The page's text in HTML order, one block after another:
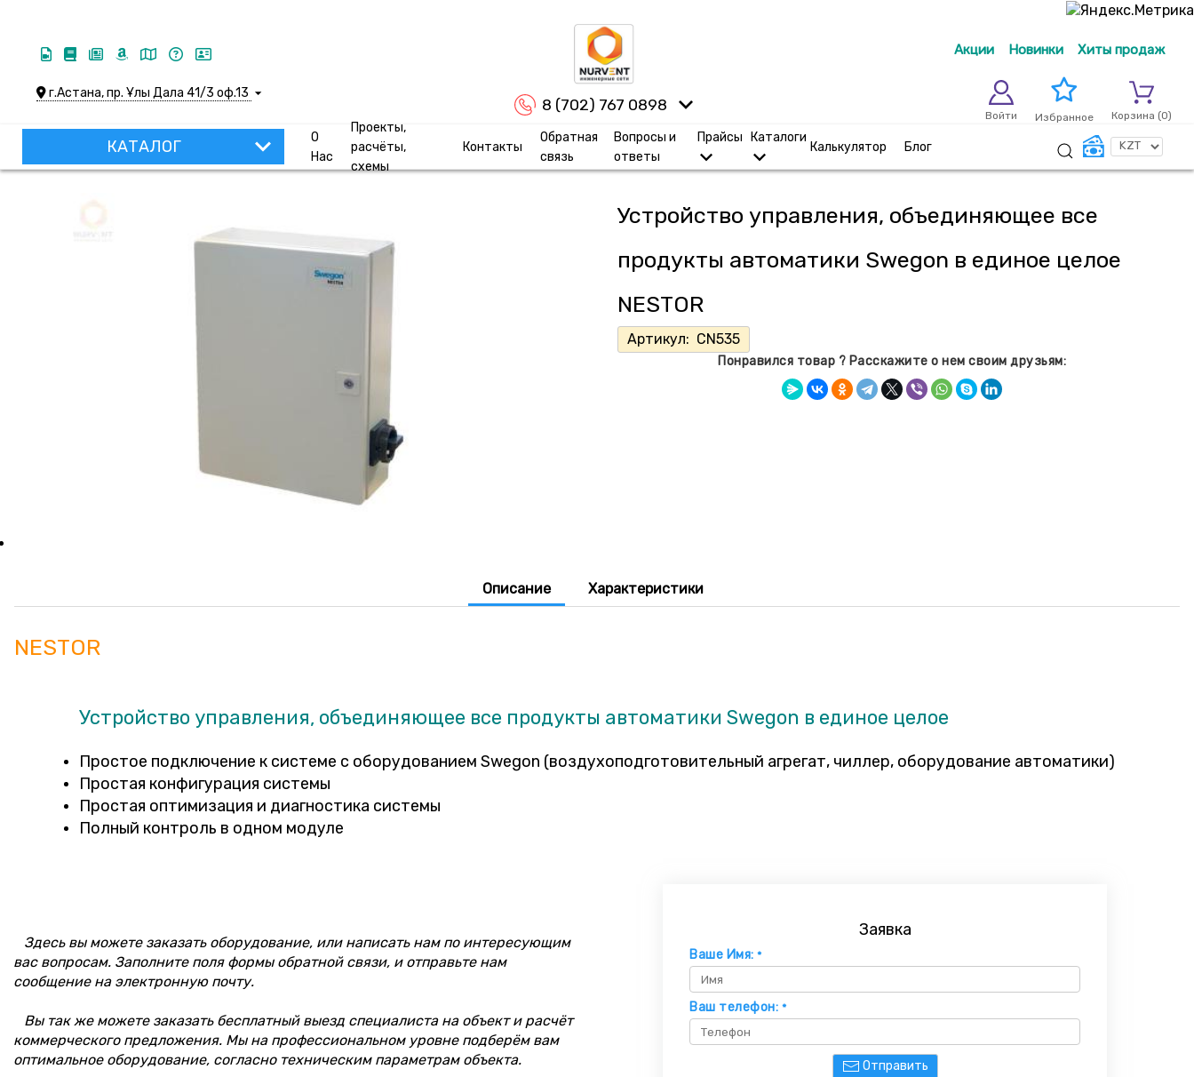
г.Астана, пр. Ұлы Дала 41/3 оф.13
8 (702) 767 0898
Акции Новинки Хиты продаж
Войти Избранное Корзина (0)
КАТАЛОГ
О
Нас
Проекты,
расчёты,
схемы
Контакты
Обратная
связь
Вопросы и
ответы
Прайсы Каталоги
Калькулятор Блог
Устройство управления, объединяющее все
продукты автоматики Swegon в единое целое
NESTOR
Артикул: CN535
Понравился товар ? Расскажите о нем своим друзьям:
Описание Характеристики
NESTOR
Устройство управления, объединяющее все продукты автоматики Swegon в единое целое
Простое подключение к системе с оборудованием Swegon (воздухоподготовительный агрегат, чиллер, оборудование автоматики)
Простая конфигурация системы
Простая оптимизация и диагностика системы
Полный контроль в одном модуле
Здесь вы можете заказать оборудование, или написать нам по интересующим
вас вопросам. Заполните поля формы обратной связи, и отправьте нам
сообщение на электронную почту.
Вы так же можете заказать бесплатный выезд специалиста на объект и расчёт
коммерческого предложения. Мы на профессиональном уровне подберём вам
оптимальное оборудование, согласно техническим параметрам объекта.
Заявка
Ваше Имя: *
Ваш телефон: *
Отправить